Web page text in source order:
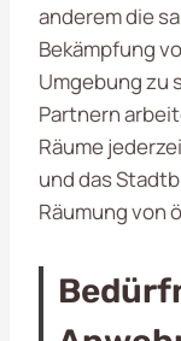
anderem die
Bekämpfung
Umgebung zu
Partnern
Räume
und das
Räumung von